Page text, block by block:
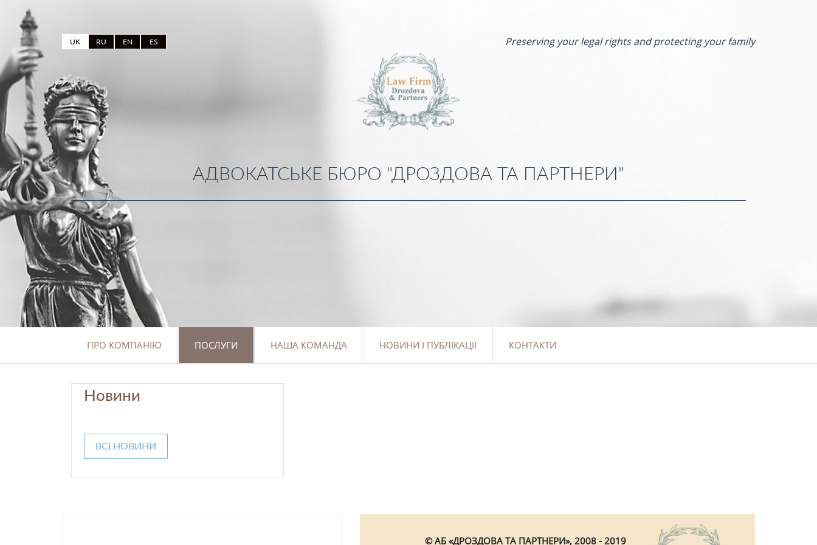
UK RU EN ES Preserving your legal rights and protecting your family
АДВОКАТСЬКЕ БЮРО "ДРОЗДОВА ТА ПАРТНЕРИ"
ПРО КОМПАНІЮ ПОСЛУГИ НАША КОМАНДА НОВИНИ І ПУБЛІКАЦІЇ КОНТАКТИ
Новини
ВСІ НОВИНИ
© АБ «ДРОЗДОВА ТА ПАРТНЕРИ», 2008 - 2019